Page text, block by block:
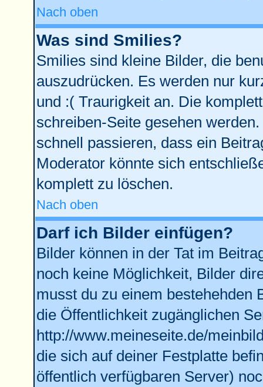
Nach oben
Was sind Smilies?
Smilies sind kleine Bilder, die
auszudrücken. Es werden nur
und :( Traurigkeit an. Die
schreiben-Seite gesehen
schnell passieren, dass ein
Moderator könnte sich
komplett zu löschen.
Nach oben
Darf ich Bilder einfügen?
Bilder können in der Tat im
noch keine Möglichkeit, Bilder
musst du zu einem bestehehden
die Öffentlichkeit zugänglichen
http://www.meineseite.de/
die sich auf deiner Festplatte
öffentlich verfügbaren Server)